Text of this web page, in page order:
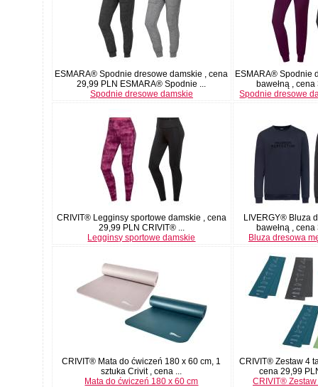
ESMARA® Spodnie dresowe damskie , cena
29,99 PLN ESMARA® Spodnie ...
Spodnie dresowe damskie
ESMARA® Spodnie
bawełną ,
Spodnie dresowe
CRIVIT® Legginsy sportowe damskie , cena
29,99 PLN CRIVIT® ...
Legginsy sportowe damskie
LIVERGY® Bluza
bawełną ,
Bluza dresowa
CRIVIT® Mata do ćwiczeń 180 x 60 cm, 1
sztuka Crivit , cena ...
Mata do ćwiczeń 180 x 60 cm
CRIVIT® Zestaw 4
cena 29,99
CRIVIT®